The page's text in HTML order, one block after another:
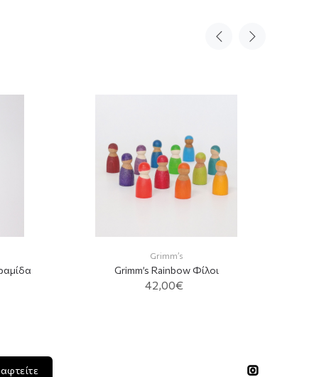
Grimm’s
Grimm’s Rainbow Φίλοι
42,00€